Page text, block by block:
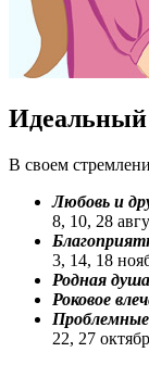
Идеальный
В своем
Любовь и
8, 10, 28
3, 14, 18
Родная душа
Роковое
22, 27